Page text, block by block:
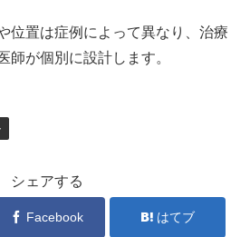
位置は症例によって異なり、治療
師が個別に設計します。
シェアする
Facebook はてブ